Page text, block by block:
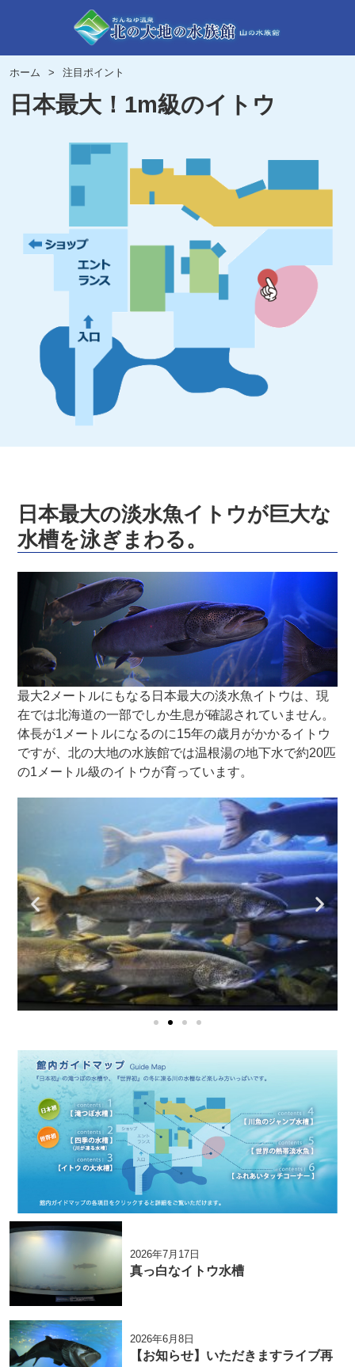
ホーム 注目ポイント
日本最大！1m級のイトウ
日本最大の淡水魚イトウが巨大な
水槽を泳ぎまわる。
最大2メートルにもなる日本最大の淡水魚イトウは、現
在では北海道の一部でしか生息が確認されていません。
体長が1メートルになるのに15年の歳月がかかるイトウ
ですが、北の大地の水族館では温根湯の地下水で約20匹
の1メートル級のイトウが育っています。
2026年7月17日
真っ白なイトウ水槽
2026年6月8日
【お知らせ】いただきますライブ再